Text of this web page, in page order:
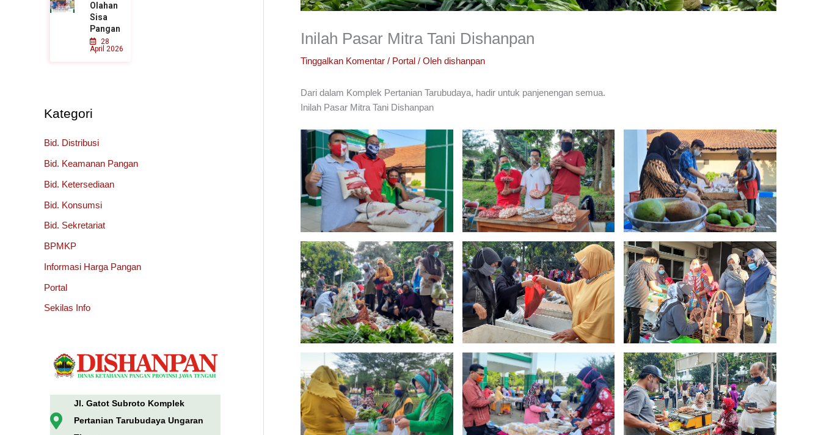
Olahan
Sisa
Pangan
28
April 2026
Kategori
Bid. Distribusi
Bid. Keamanan Pangan
Bid. Ketersediaan
Bid. Konsumsi
Bid. Sekretariat
BPMKP
Informasi Harga Pangan
Portal
Sekilas Info
Jl. Gatot Subroto Komplek
Pertanian Tarubudaya Ungaran
Inilah Pasar Mitra Tani Dishanpan
Tinggalkan Komentar / Portal / Oleh dishanpan
Dari dalam Komplek Pertanian Tarubudaya, hadir untuk panjenengan semua.
Inilah Pasar Mitra Tani Dishanpan